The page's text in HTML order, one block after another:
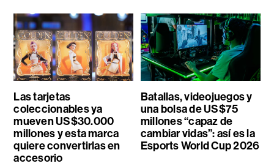
Las tarjetas
coleccionables ya
mueven US$30.000
millones y esta marca
quiere convertirlas en
accesorio
Batallas, videojuegos y
una bolsa de US$75
millones “capaz de
cambiar vidas”: así es la
Esports World Cup 2026